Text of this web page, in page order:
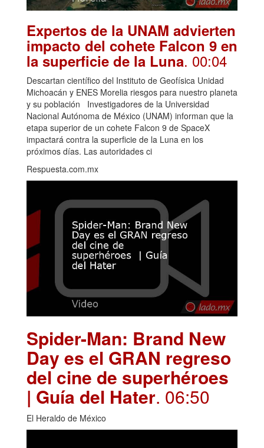
Expertos de la UNAM advierten
impacto del cohete Falcon 9 en
la superficie de la Luna. 00:04
Descartan científico del Instituto de Geofísica Unidad
Michoacán y ENES Morelia riesgos para nuestro planeta
y su población Investigadores de la Universidad
Nacional Autónoma de México (UNAM) informan que la
etapa superior de un cohete Falcon 9 de SpaceX
impactará contra la superficie de la Luna en los
próximos días. Las autoridades ci
Respuesta.com.mx
Spider-Man: Brand New
Day es el GRAN regreso
del cine de superhéroes
| Guía del Hater. 06:50
El Heraldo de México